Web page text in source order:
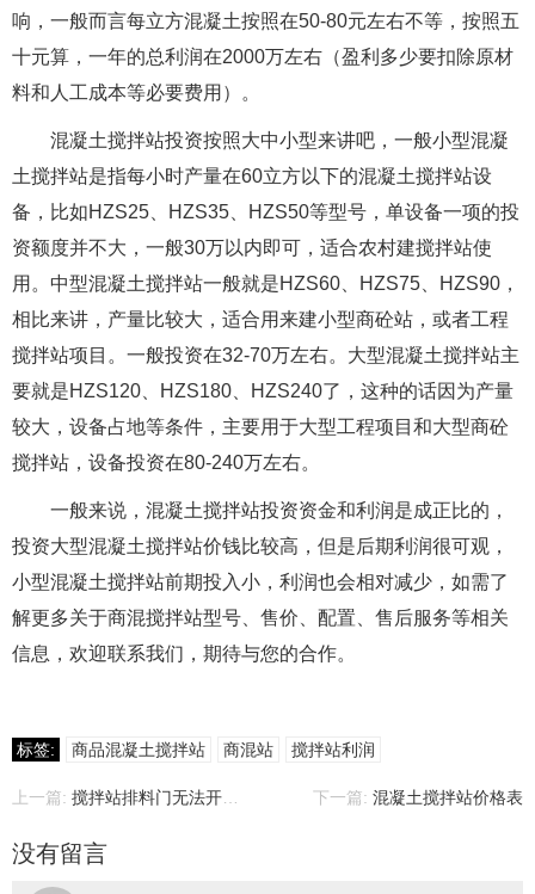
响，一般而言每立方混凝土按照在50-80元左右不等，按照五
十元算，一年的总利润在2000万左右（盈利多少要扣除原材
料和人工成本等必要费用）。
混凝土搅拌站投资按照大中小型来讲吧，一般小型混凝
土搅拌站是指每小时产量在60立方以下的混凝土搅拌站设
备，比如HZS25、HZS35、HZS50等型号，单设备一项的投
资额度并不大，一般30万以内即可，适合农村建搅拌站使
用。中型混凝土搅拌站一般就是HZS60、HZS75、HZS90，
相比来讲，产量比较大，适合用来建小型商砼站，或者工程
搅拌站项目。一般投资在32-70万左右。大型混凝土搅拌站主
要就是HZS120、HZS180、HZS240了，这种的话因为产量
较大，设备占地等条件，主要用于大型工程项目和大型商砼
搅拌站，设备投资在80-240万左右。
一般来说，混凝土搅拌站投资资金和利润是成正比的，
投资大型混凝土搅拌站价钱比较高，但是后期利润很可观，
小型混凝土搅拌站前期投入小，利润也会相对减少，如需了
解更多关于商混搅拌站型号、售价、配置、售后服务等相关
信息，欢迎联系我们，期待与您的合作。
标签: 商品混凝土搅拌站 商混站 搅拌站利润
上一篇: 搅拌站排料门无法开启故障排除 下一篇: 混凝土搅拌站价格表
没有留言